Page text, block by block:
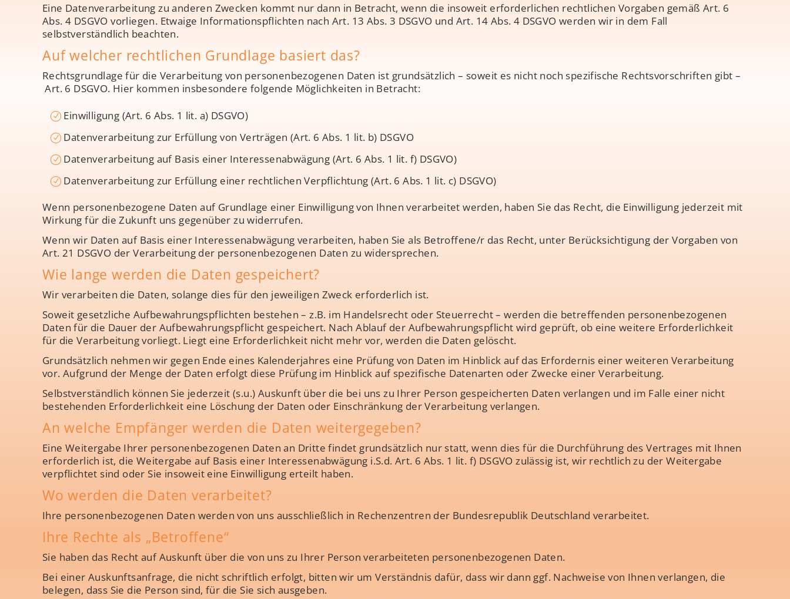
Eine Datenverarbeitung zu anderen Zwecken kommt nur dann in Betracht, wenn die insoweit erforderlichen rechtlichen Vorgaben gemäß Art. 6
Abs. 4 DSGVO vorliegen. Etwaige Informationspflichten nach Art. 13 Abs. 3 DSGVO und Art. 14 Abs. 4 DSGVO werden wir in dem Fall
selbstverständlich beachten.
Auf welcher rechtlichen Grundlage basiert das?
Rechtsgrundlage für die Verarbeitung von personenbezogenen Daten ist grundsätzlich – soweit es nicht noch spezifische Rechtsvorschriften gibt –
Art. 6 DSGVO. Hier kommen insbesondere folgende Möglichkeiten in Betracht:
Einwilligung (Art. 6 Abs. 1 lit. a) DSGVO)
Datenverarbeitung zur Erfüllung von Verträgen (Art. 6 Abs. 1 lit. b) DSGVO
Datenverarbeitung auf Basis einer Interessenabwägung (Art. 6 Abs. 1 lit. f) DSGVO)
Datenverarbeitung zur Erfüllung einer rechtlichen Verpflichtung (Art. 6 Abs. 1 lit. c) DSGVO)
Wenn personenbezogene Daten auf Grundlage einer Einwilligung von Ihnen verarbeitet werden, haben Sie das Recht, die Einwilligung jederzeit mit
Wirkung für die Zukunft uns gegenüber zu widerrufen.
Wenn wir Daten auf Basis einer Interessenabwägung verarbeiten, haben Sie als Betroffene/r das Recht, unter Berücksichtigung der Vorgaben von
Art. 21 DSGVO der Verarbeitung der personenbezogenen Daten zu widersprechen.
Wie lange werden die Daten gespeichert?
Wir verarbeiten die Daten, solange dies für den jeweiligen Zweck erforderlich ist.
Soweit gesetzliche Aufbewahrungspflichten bestehen – z.B. im Handelsrecht oder Steuerrecht – werden die betreffenden personenbezogenen
Daten für die Dauer der Aufbewahrungspflicht gespeichert. Nach Ablauf der Aufbewahrungspflicht wird geprüft, ob eine weitere Erforderlichkeit
für die Verarbeitung vorliegt. Liegt eine Erforderlichkeit nicht mehr vor, werden die Daten gelöscht.
Grundsätzlich nehmen wir gegen Ende eines Kalenderjahres eine Prüfung von Daten im Hinblick auf das Erfordernis einer weiteren Verarbeitung
vor. Aufgrund der Menge der Daten erfolgt diese Prüfung im Hinblick auf spezifische Datenarten oder Zwecke einer Verarbeitung.
Selbstverständlich können Sie jederzeit (s.u.) Auskunft über die bei uns zu Ihrer Person gespeicherten Daten verlangen und im Falle einer nicht
bestehenden Erforderlichkeit eine Löschung der Daten oder Einschränkung der Verarbeitung verlangen.
An welche Empfänger werden die Daten weitergegeben?
Eine Weitergabe Ihrer personenbezogenen Daten an Dritte findet grundsätzlich nur statt, wenn dies für die Durchführung des Vertrages mit Ihnen
erforderlich ist, die Weitergabe auf Basis einer Interessenabwägung i.S.d. Art. 6 Abs. 1 lit. f) DSGVO zulässig ist, wir rechtlich zu der Weitergabe
verpflichtet sind oder Sie insoweit eine Einwilligung erteilt haben.
Wo werden die Daten verarbeitet?
Ihre personenbezogenen Daten werden von uns ausschließlich in Rechenzentren der Bundesrepublik Deutschland verarbeitet.
Ihre Rechte als „Betroffene“
Sie haben das Recht auf Auskunft über die von uns zu Ihrer Person verarbeiteten personenbezogenen Daten.
Bei einer Auskunftsanfrage, die nicht schriftlich erfolgt, bitten wir um Verständnis dafür, dass wir dann ggf. Nachweise von Ihnen verlangen, die
belegen, dass Sie die Person sind, für die Sie sich ausgeben.